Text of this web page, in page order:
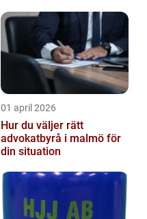
01 april 2026
Hur du väljer rätt
advokatbyrå i malmö för
din situation